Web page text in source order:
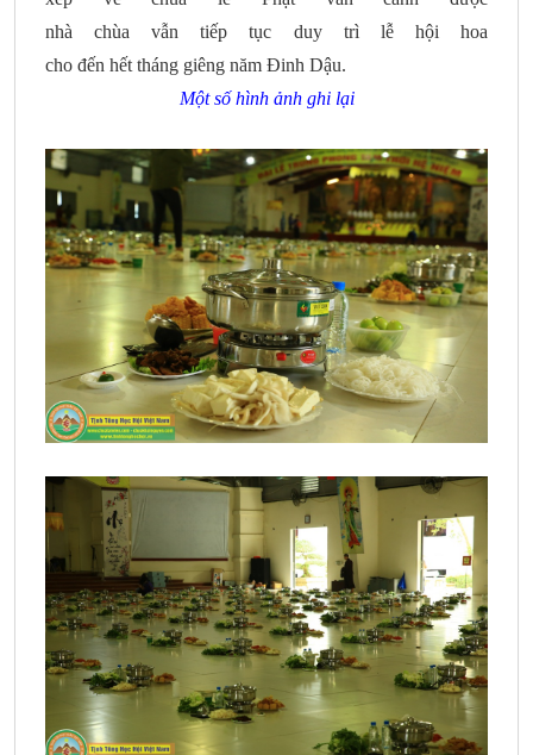
nhà chùa vẫn tiếp tục duy trì lễ hội hoa
cho đến hết tháng giêng năm Đinh Dậu.
Một số hình ảnh ghi lại